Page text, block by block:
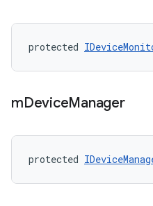
protected
mDeviceManager
protected